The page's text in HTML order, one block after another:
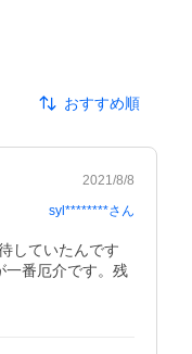
おすすめ順
2021/8/8
syl********さん
していたんです
一番厄介です。残